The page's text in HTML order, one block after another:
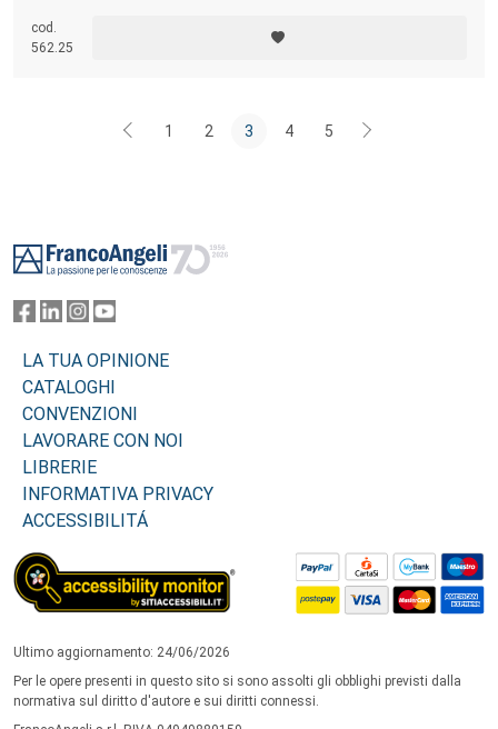
cod.
562.25
1 2 3 4 5
LA TUA OPINIONE
CATALOGHI
CONVENZIONI
LAVORARE CON NOI
LIBRERIE
INFORMATIVA PRIVACY
ACCESSIBILITÁ
Ultimo aggiornamento: 24/06/2026
Per le opere presenti in questo sito si sono assolti gli obblighi previsti dalla
normativa sul diritto d'autore e sui diritti connessi.